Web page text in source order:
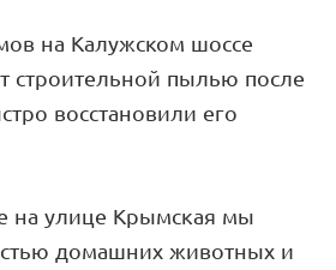
на Калужском шоссе
строительной пылью после
восстановили его
на улице Крымская мы
домашних животных и